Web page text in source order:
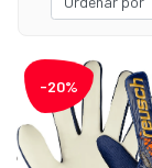
-20%